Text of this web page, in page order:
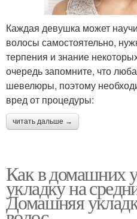
Каждая девушка может
волосы самостоятельно,
терпения и знание
очередь запомните, что
шевелюры, поэтому
вред от процедуры:
читать дальше →
Как в домашних
укладку на
Домашняя